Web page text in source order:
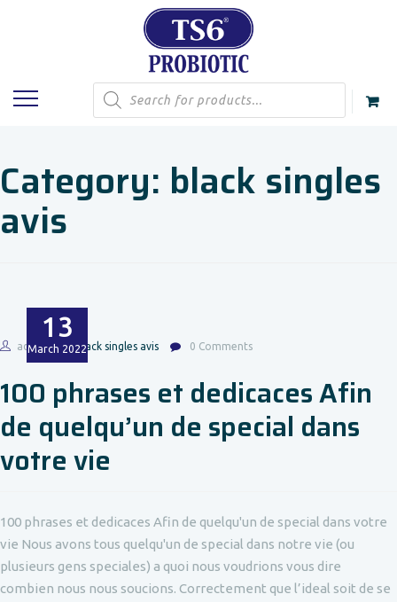
Products
search
Category: black singles
avis
13
March 2022
admin black singles avis 0 Comments
100 phrases et dedicaces Afin
de quelqu’un de special dans
votre vie
100 phrases et dedicaces Afin de quelqu'un de special dans votre
vie Nous avons tous quelqu'un de special dans notre vie (ou
plusieurs gens speciales) a quoi nous voudrions vous dire
combien nous nous soucions. Correctement que l’ideal soit de se